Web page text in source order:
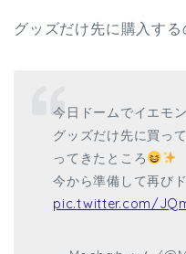
グッズだけ先に購入する
今日ドームでイエモ
グッズだけ先に買っ
ってきたところ
今から準備して再び
pic.twitter.com/